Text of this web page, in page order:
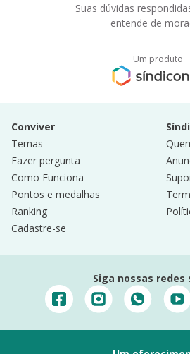
Suas dúvidas
entende de
Um produto
Conviver
Temas
Fazer pergunta
Como Funciona
Pontos e medalhas
Ranking
Cadastre-se
Siga nossas redes